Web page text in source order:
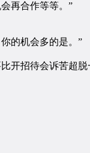
再合作等等。”
的机会多的是。”
开招待会诉苦超脱